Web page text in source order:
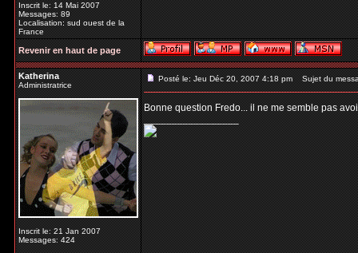
Inscrit le: 14 Mai 2007
Messages: 89
Localisation: sud ouest de la
France
Revenir en haut de page
Katherina
Administratrice
Inscrit le: 21 Jan 2007
Messages: 424
Posté le: Jeu Déc 20, 2007 4:18 pm Sujet du
Bonne question Fredo... il ne me semble pas
_________________